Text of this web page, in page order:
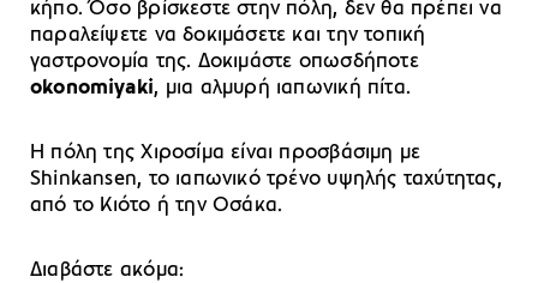
κήπο. Όσο βρίσκεστε στην πόλη, δεν θα πρέπει να
παραλείψετε να δοκιμάσετε και την τοπική
γαστρονομία της. Δοκιμάστε οπωσδήποτε
okonomiyaki, μια αλμυρή ιαπωνική πίτα.
Η πόλη της Χιροσίμα είναι προσβάσιμη με
Shinkansen, το ιαπωνικό τρένο υψηλής ταχύτητας,
από το Κιότο ή την Οσάκα.
Διαβάστε ακόμα: